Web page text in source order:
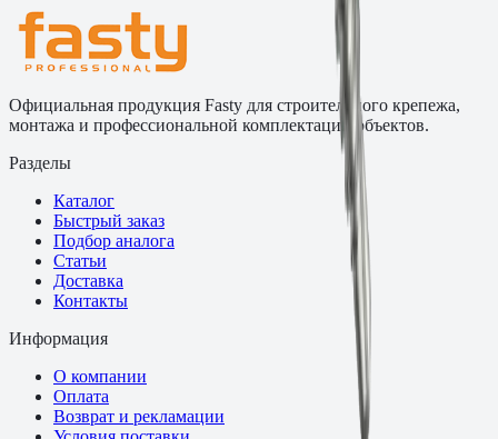
Официальная продукция Fasty для строительного крепежа,
монтажа и профессиональной комплектации объектов.
Разделы
Каталог
Быстрый заказ
Подбор аналога
Статьи
Доставка
Контакты
Информация
О компании
Оплата
Возврат и рекламации